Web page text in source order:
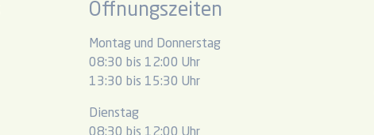
Öffnungszeiten
Montag und Donnerstag
08:30 bis 12:00 Uhr
13:30 bis 15:30 Uhr
Dienstag